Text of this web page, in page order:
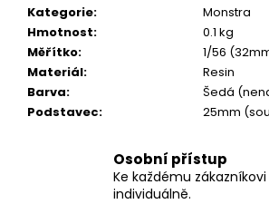
Kategorie:
Monstra
Hmotnost:
0.1 kg
Měřítko:
1/56
Materiál:
Resin
Barva:
Šedá
Podstavec: 25mm
Osobní přístup
Ke každému
individuálně.
č
u
e
m
e